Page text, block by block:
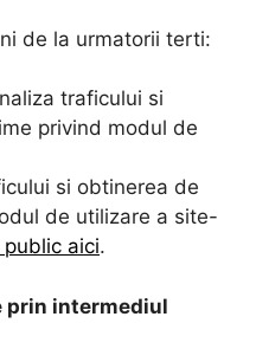
de la urmatorii terti:
traficului si
privind modul de
si obtinerea de
de utilizare a site-
aici.
prin intermediul